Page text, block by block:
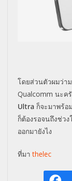
โดยส่วนตัวผมว่า
Qualcomm นะค
Ultra ก็จะมาพร้อม
ก็ต้องรอจนถึงช่ว
ออกมายังไง
ที่มาthelec